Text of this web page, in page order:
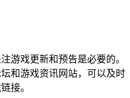
游戏更新和预告是必要的。
和游戏资讯网站，可以及时
接。